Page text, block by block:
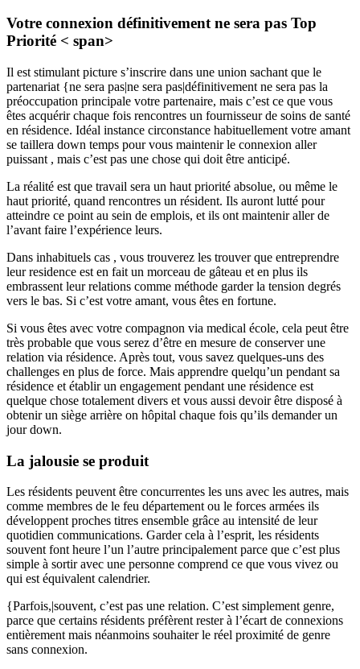
Votre connexion définitivement ne sera pas Top
Priorité < span>
Il est stimulant picture s’inscrire dans une union sachant que le
partenariat {ne sera pas|ne sera pas|définitivement ne sera pas la
préoccupation principale votre partenaire, mais c’est ce que vous
êtes acquérir chaque fois rencontres un fournisseur de soins de santé
en résidence. Idéal instance circonstance habituellement votre amant
se taillera down temps pour vous maintenir le connexion aller
puissant , mais c’est pas une chose qui doit être anticipé.
La réalité est que travail sera un haut priorité absolue, ou même le
haut priorité, quand rencontres un résident. Ils auront lutté pour
atteindre ce point au sein de emplois, et ils ont maintenir aller de
l’avant faire l’expérience leurs.
Dans inhabituels cas ​​, vous trouverez les trouver que entreprendre
leur residence est en fait un morceau de gâteau et en plus ils
embrassent leur relations comme méthode garder la tension degrés
vers le bas. Si c’est votre amant, vous êtes en fortune.
Si vous êtes avec votre compagnon via medical école, cela peut être
très probable que vous serez d’être en mesure de conserver une
relation via résidence. Après tout, vous savez quelques-uns des
challenges en plus de force. Mais apprendre quelqu’un pendant sa
résidence et établir un engagement pendant une résidence est
quelque chose totalement divers et vous aussi devoir être disposé à
obtenir un siège arrière on hôpital chaque fois qu’ils demander un
jour down.
La jalousie se produit
Les résidents peuvent être concurrentes les uns avec les autres, mais
comme membres de le feu département ou le forces armées ils
développent proches titres ensemble grâce au intensité de leur
quotidien communications. Garder cela à l’esprit, les résidents
souvent font heure l’un l’autre principalement parce que c’est plus
simple à sortir avec une personne comprend ce que vous vivez ou
qui est équivalent calendrier.
{Parfois,|souvent, c’est pas une relation. C’est simplement genre,
parce que certains résidents préfèrent rester à l’écart de connexions
entièrement mais néanmoins souhaiter le réel proximité de genre
sans connexion.